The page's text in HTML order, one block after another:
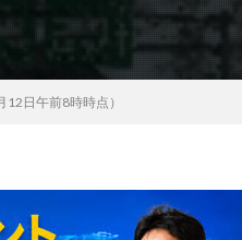
日午前8時時点）